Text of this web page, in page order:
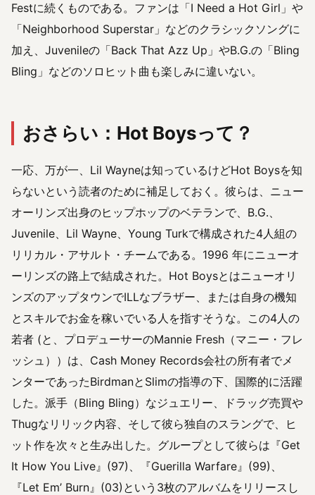
Festに続くものである。ファンは「I Need a Hot Girl」や
「Neighborhood Superstar」などのクラシックソングに
加え、Juvenileの「Back That Azz Up」やB.G.の「Bling
Bling」などのソロヒット曲も楽しみに違いない。
おさらい：Hot Boysって？
一応、万が一、Lil Wayneは知っているけどHot Boysを知
らないという読者のために補足しておく。彼らは、ニュー
オーリンズ出身のヒップホップのベテランで、B.G.、
Juvenile、Lil Wayne、Young Turkで構成された4人組の
リリカル・アサルト・チームである。1996 年にニューオ
ーリンズの路上で結成された。Hot Boysとはニューオリ
ンズのアップタウンでILLなブラザー、または自身の機知
とスキルでお金を稼いでいる人を指すそうな。この4人の
若者 (と、プロデューサーのMannie Fresh（マニー・フレ
ッシュ））は、Cash Money Records会社の所有者でメ
ンターであったBirdmanとSlimの指導の下、国際的に活躍
した。派手（Bling Bling）なジュエリー、ドラッグ売買や
Thugなリリック内容、そして彼ら独自のスラングで、ヒ
ット作を次々と生み出した。グループとして彼らは『Get
It How You Live』(97)、『Guerilla Warfare』(99)、
『Let Em’ Burn』(03)という3枚のアルバムをリリースし